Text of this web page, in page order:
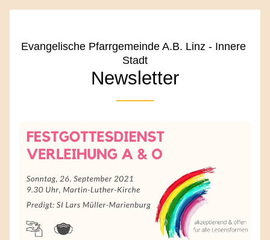
Evangelische Pfarrgemeinde A.B. Linz - Innere
Stadt
Newsletter